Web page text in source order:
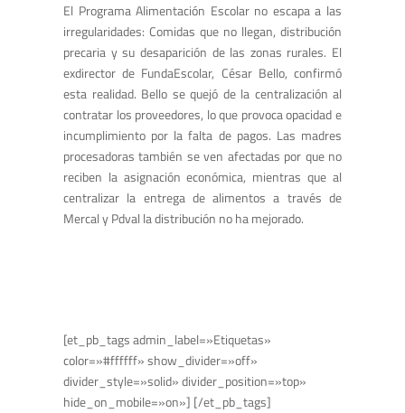
El Programa Alimentación Escolar no escapa a las
irregularidades: Comidas que no llegan, distribución
precaria y su desaparición de las zonas rurales. El
exdirector de FundaEscolar, César Bello, confirmó
esta realidad. Bello se quejó de la centralización al
contratar los proveedores, lo que provoca opacidad e
incumplimiento por la falta de pagos. Las madres
procesadoras también se ven afectadas por que no
reciben la asignación económica, mientras que al
centralizar la entrega de alimentos a través de
Mercal y Pdval la distribución no ha mejorado.
[et_pb_tags admin_label=»Etiquetas»
color=»#ffffff» show_divider=»off»
divider_style=»solid» divider_position=»top»
hide_on_mobile=»on»] [/et_pb_tags]